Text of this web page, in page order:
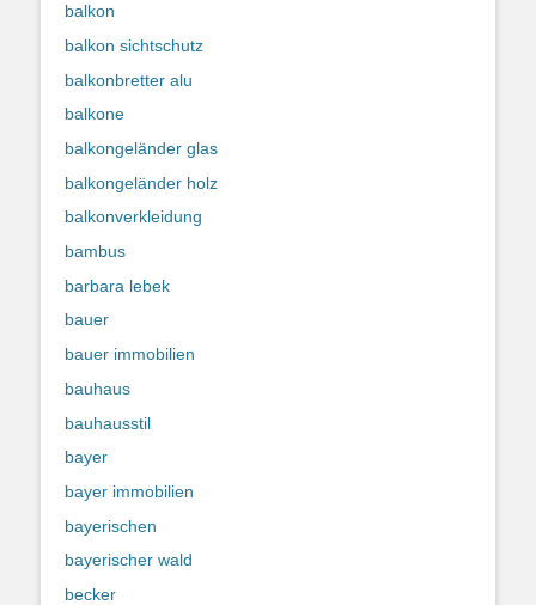
balkon
balkon sichtschutz
balkonbretter alu
balkone
balkongeländer glas
balkongeländer holz
balkonverkleidung
bambus
barbara lebek
bauer
bauer immobilien
bauhaus
bauhausstil
bayer
bayer immobilien
bayerischen
bayerischer wald
becker